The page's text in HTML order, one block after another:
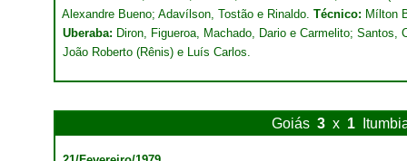
Alexandre Bueno; Adavílson, Tostão e Rinaldo. Técnico: Mílton
Uberaba: Diron, Figueroa, Machado, Dario e Carmelito; Santos,
João Roberto (Rênis) e Luís Carlos.
Goiás 3 x 1